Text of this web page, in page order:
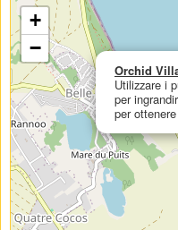
If you had enabled Javascript,
here.
Orchid
Utilizzare i
per
per
+
−